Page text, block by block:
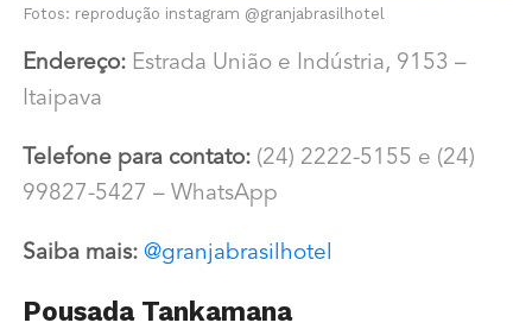
Fotos: reprodução instagram @granjabrasilhotel
Endereço: Estrada União e Indústria, 9153 –
Itaipava
Telefone para contato: (24) 2222-5155 e (24)
99827-5427 – WhatsApp
Saiba mais: @granjabrasilhotel
Pousada Tankamana